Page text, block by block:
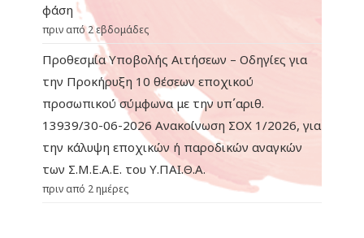
φάση
πριν από 2 εβδομάδες
Προθεσμία Υποβολής Αιτήσεων – Οδηγίες για
την Προκήρυξη 10 θέσεων εποχικού
προσωπικού σύμφωνα με την υπ΄αριθ.
13939/30-06-2026 Ανακοίνωση ΣΟΧ 1/2026, για
την κάλυψη εποχικών ή παροδικών αναγκών
των Σ.Μ.Ε.Α.Ε. του Υ.ΠΑΙ.Θ.Α.
πριν από 2 ημέρες